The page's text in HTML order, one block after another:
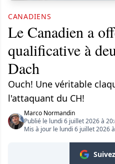
CANADIENS
Le Canadien a
qualificative à
Dach
Ouch! Une véritable
l'attaquant du CH!
Marco Normandin
Publié le lundi 6 juillet 2026 à
Mis à jour le lundi 6 juillet 2026